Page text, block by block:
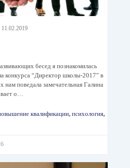
11.02.2019
бесед я познакомилась
конкурса “Директор школы-2017” в
нам поведала замечательная Галина
о…
квалификации, психология,
6